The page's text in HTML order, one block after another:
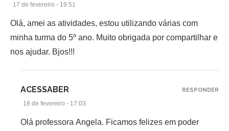
17 de fevereiro - 19:51
Olá, amei as atividades, estou utilizando várias com
minha turma do 5º ano. Muito obrigada por compartilhar e
nos ajudar. Bjos!!!
ACESSABER
18 de fevereiro - 17:03
Olá professora Angela. Ficamos felizes em poder
RESPONDER